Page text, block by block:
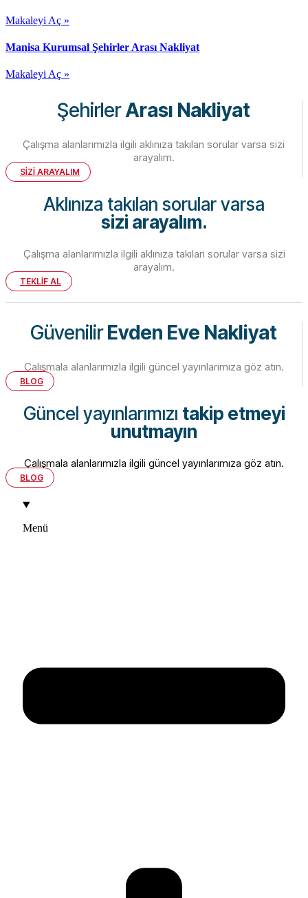
Makaleyi Aç »
Manisa Kurumsal Şehirler Arası Nakliyat
Makaleyi Aç »
ŞehirlerArası Nakliyat
Çalışma alanlarımızla ilgili aklınıza takılan sorular varsa sizi
arayalım.
SİZİ ARAYALIM
Aklınıza takılan sorular varsa
sizi arayalım.
Çalışma alanlarımızla ilgili aklınıza takılan sorular varsa sizi
arayalım.
TEKLİF AL
GüvenilirEvden Eve Nakliyat
Çalışmala alanlarımızla ilgili güncel yayınlarımıza göz atın.
BLOG
Güncel yayınlarımızı takip etmeyi
unutmayın
Çalışmala alanlarımızla ilgili güncel yayınlarımıza göz atın.
BLOG
Menü